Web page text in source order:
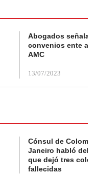
Abogados
convenios ente
AMC
13/07/2023
Cónsul de
Janeiro habló del
que dejó tres
fallecidas